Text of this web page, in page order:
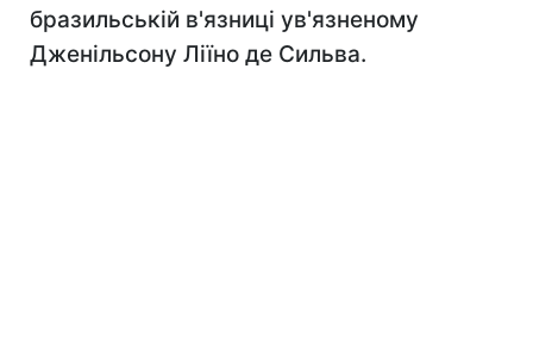
бразильській в'язниці ув'язненому
Дженільсону Ліїно де Сильва.